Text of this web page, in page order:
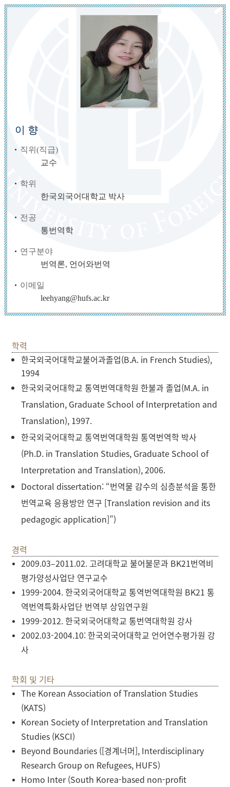
이 향
직위(직급)
교수
학위
한국외국어대학교 박사
전공
통번역학
연구분야
번역론, 언어와번역
이메일
leehyang@hufs.ac.kr
학력
한국외국어대학교불어과졸업(B.A. in French Studies),
1994
한국외국어대학교 통역번역대학원 한불과졸업(M.A. in
Translation, Graduate School of Interpretation and
Translation), 1997.
한국외국어대학교 통역번역대학원 통역번역학 박사
(Ph.D. in Translation Studies, Graduate School of
Interpretation and Translation), 2006.
Doctoral dissertation: “번역물 감수의 심층분석을 통한
번역교육 응용방안 연구 [Translation revision and its
pedagogic application]”)
경력
2009.03–2011.02.고려대학교 불어불문과 BK21번역비
평가양성사업단 연구교수
1999-2004. 한국외국어대학교 통역번역대학원 BK21 통
역번역특화사업단 번역부 상임연구원
1999-2012. 한국외국어대학교 통번역대학원 강사
2002.03-2004.10: 한국외국어대학교 언어연수평가원 강
사
학회 및 기타
The Korean Association of Translation Studies
(KATS)
Korean Society of Interpretation and Translation
Studies (KSCI)
Beyond Boundaries ([경계너머], Interdisciplinary
Research Group on Refugees, HUFS)
Homo Inter (South Korea-based non-profit